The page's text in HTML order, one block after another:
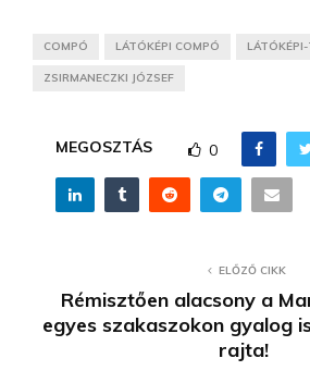
COMPÓ LÁTÓKÉPI COMPÓ
ZSIRMANECZKI JÓZSEF
MEGOSZTÁS 0
ELŐZŐ CIKK
Rémisztően alacsony a
egyes szakaszokon gyalog
rajta!